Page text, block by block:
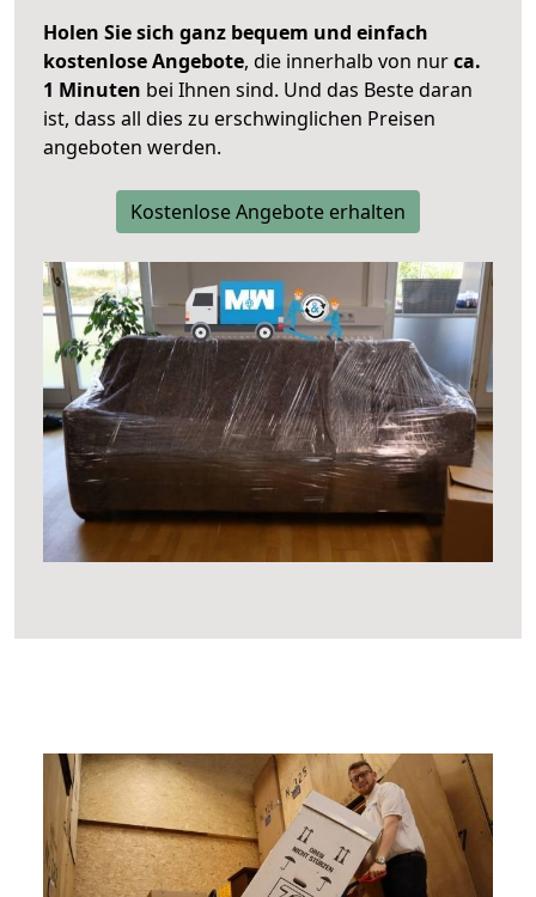
Holen Sie sich ganz bequem und einfach
kostenlose Angebote, die innerhalb von nurca.
1 Minuten bei Ihnen sind. Und das Beste daran
ist, dass all dies zu erschwinglichen Preisen
angeboten werden.
Kostenlose Angebote erhalten